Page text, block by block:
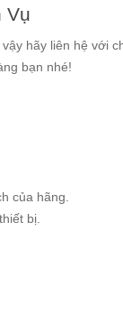
Vụ
hãy liên hệ với
bạn nhé!
của hãng.
bị.